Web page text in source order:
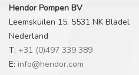
Hendor Pompen BV
Leemskuilen 15, 5531 NK Bladel
Nederland
T: +31 (0)497 339 389
E: info@hendor.com